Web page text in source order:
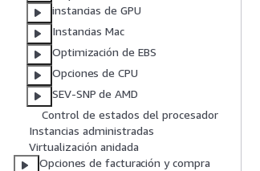
instancias de GPU
Instancias Mac
Optimización de EBS
Opciones de CPU
SEV-SNP de AMD
Control de estados del procesador
Instancias administradas
Virtualización anidada
Opciones de facturación y compra